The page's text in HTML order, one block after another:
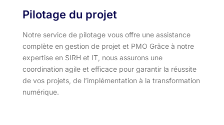
Pilotage du projet
Notre service de pilotage vous offre une assistance
complète en gestion de projet et PMO Grâce à notre
expertise en SIRH et IT, nous assurons une
coordination agile et efficace pour garantir la réussite
de vos projets, de l’implémentation à la transformation
numérique.